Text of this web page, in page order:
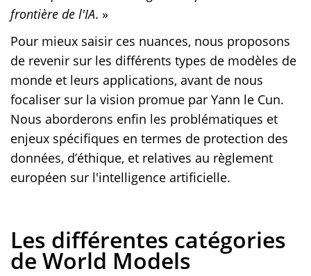
frontière de l'IA. »
Pour mieux saisir ces nuances, nous proposons
de revenir sur les différents types de modèles de
monde et leurs applications, avant de nous
focaliser sur la vision promue par Yann le Cun.
Nous aborderons enfin les problématiques et
enjeux spécifiques en termes de protection des
données, d’éthique, et relatives au règlement
européen sur l'intelligence artificielle.
Les différentes catégories
de World Models